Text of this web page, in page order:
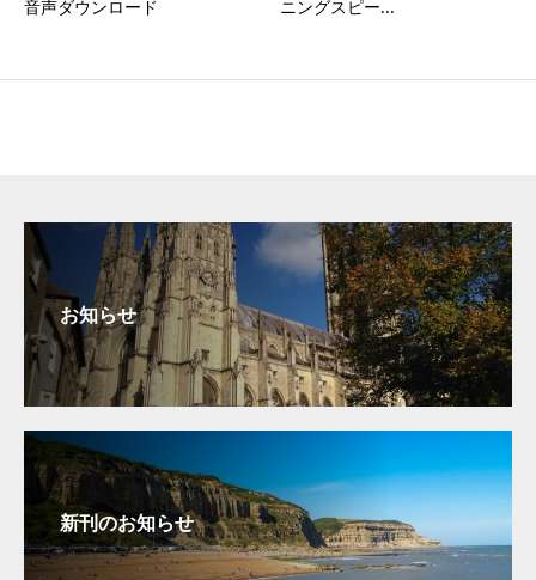
音声ダウンロード
ニングスピー...
お知らせ
新刊のお知らせ